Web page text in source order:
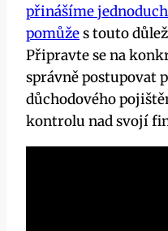
přinášíme
pomůžes touto
Připravte se na
správně postupovat
důchodového
kontrolu nad svojí